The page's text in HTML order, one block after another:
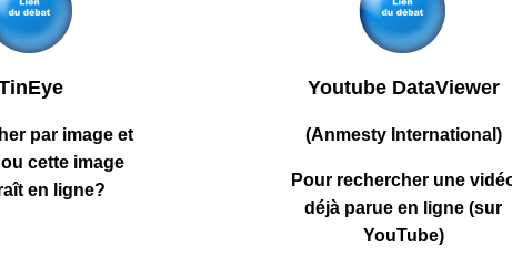
par image et
cette image
en ligne?
Youtube DataViewer
(Anmesty International)
Pour rechercher une
déjà parue en ligne (sur
YouTube)